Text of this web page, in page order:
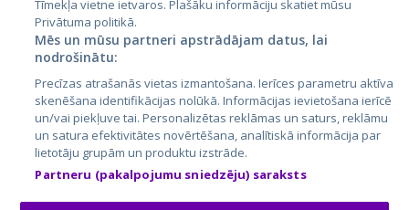
City24.lv
City24.ee
GetaPro.lv
GetaPro.ee
Skelbiu.lt
Autoplius.lt
CVbankas.lt
Kainos.lt
Paslaugos.lt
auto24.ee
Osta.ee
Tīmekļa vietne ietvaros. Plašāku informāciju skatiet mūsu
Privātuma politikā.
Mēs un mūsu partneri apstrādājam datus, lai
nodrošinātu:
Precīzas atrašanās vietas izmantošana. Ierīces parametru aktīva
skenēšana identifikācijas nolūkā. Informācijas ievietošana ierīcē
un/vai piekļuve tai. Personalizētas reklāmas un saturs, reklāmu
un satura efektivitātes novērtēšana, analītiskā informācija par
lietotāju grupām un produktu izstrāde.
Partneru (pakalpojumu sniedzēju) saraksts